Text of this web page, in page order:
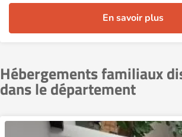
En savoir plus
Hébergements familiaux
dans le département